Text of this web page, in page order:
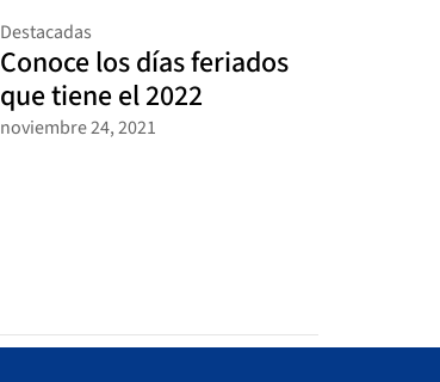
Destacadas
Conoce los días feriados
que tiene el 2022
noviembre 24, 2021